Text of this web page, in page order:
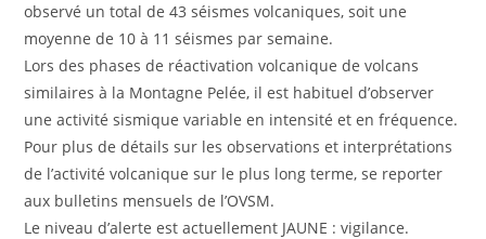
observé un total de 43 séismes volcaniques, soit une
moyenne de 10 à 11 séismes par semaine.
Lors des phases de réactivation volcanique de volcans
similaires à la Montagne Pelée, il est habituel d’observer
une activité sismique variable en intensité et en fréquence.
Pour plus de détails sur les observations et interprétations
de l’activité volcanique sur le plus long terme, se reporter
aux bulletins mensuels de l’OVSM.
Le niveau d’alerte est actuellement JAUNE : vigilance.